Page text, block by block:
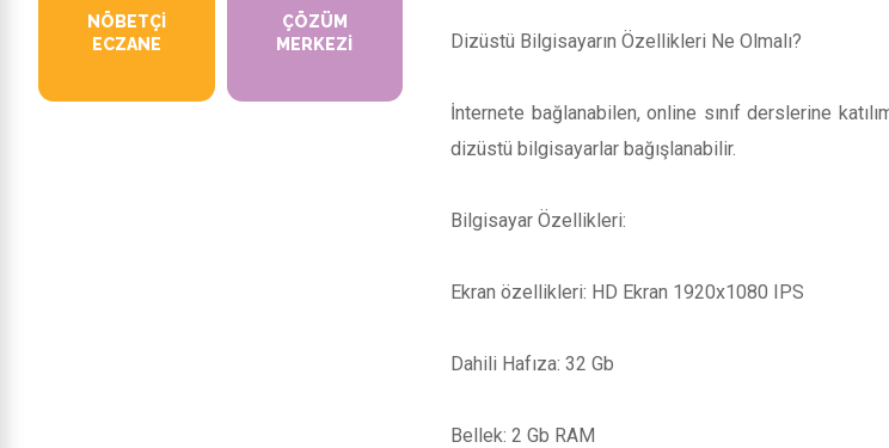
Dizüstü Bilgisayarın Özellikleri Ne Olmalı?
İnternete bağlanabilen, online sınıf derslerine
dizüstü bilgisayarlar bağışlanabilir.
Bilgisayar Özellikleri:
Ekran özellikleri: HD Ekran 1920x1080 IPS
Dahili Hafıza: 32 Gb
Bellek: 2 Gb RAM
NÖBETÇI
ECZANE
ÇÖZÜM
MERKEZI